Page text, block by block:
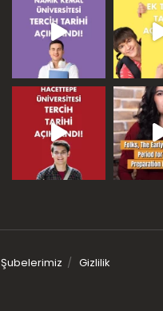
Şubelerimiz Gizlilik